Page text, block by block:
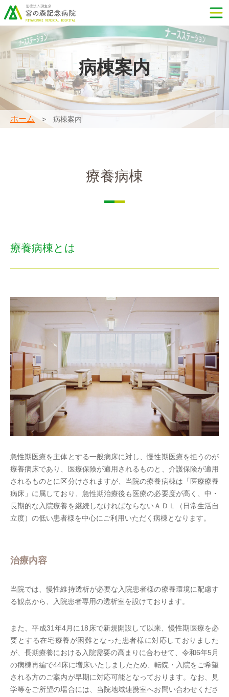
病棟案内
ホーム 病棟案内
療養病棟
療養病棟とは
急性期医療を主体とする一般病床に対し、慢性期医療を担うのが
療養病床であり、医療保険が適用されるものと、介護保険が適用
されるものとに区分けされますが、当院の療養病棟は「医療療養
病床」に属しており、急性期治療後も医療の必要度が高く、中・
長期的な入院療養を継続しなければならないＡＤＬ（日常生活自
立度）の低い患者様を中心にご利用いただく病棟となります。
治療内容
当院では、慢性維持透析が必要な入院患者様の療養環境に配慮す
る観点から、入院患者専用の透析室を設けております。
また、平成31年4月に18床で新規開設して以来、慢性期医療を必
要とする在宅療養が困難となった患者様に対応しておりました
が、長期療養における入院需要の高まりに合わせて、令和6年5月
の病棟再編で44床に増床いたしましたため、転院・入院をご希望
される方のご案内が早期に対応可能となっております。なお、見
学等をご所望の場合には、当院地域連携室へお問い合わせくださ